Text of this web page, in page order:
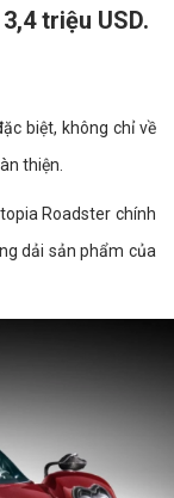
triệu USD.
biệt, không chỉ về
thiện.
Roadster chính
dải sản phẩm của